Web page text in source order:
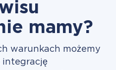
mamy?
warunkach możemy
integrację